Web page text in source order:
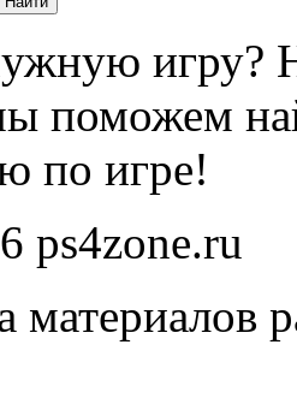
игру?
поможем
по игре!
ps4zone.ru
материалов